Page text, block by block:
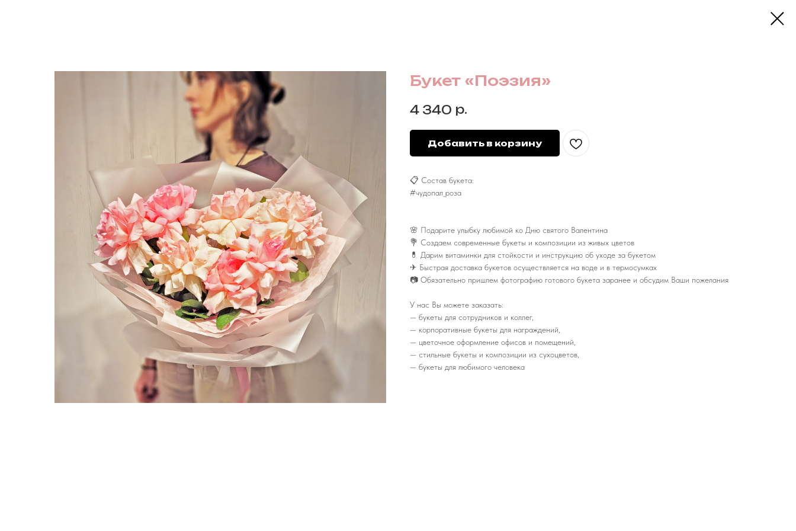
Букет «Поэзия»
4 340 р.
Добавить в корзину
📋 Состав букета:
#чудопал_роза
🌸 Подарите улыбку любимой ко Дню святого Валентина
💐 Создаем современные букеты и композиции из живых цветов
💊 Дарим витаминки для стойкости и инструкцию об уходе за букетом
✈ Быстрая доставка букетов осуществляется на воде и в термосумках
📷 Обязательно пришлем фотографию готового букета заранее и обсудим Ваши пожелания
У нас Вы можете заказать:
— букеты для сотрудников и коллег,
— корпоративные букеты для награждений,
— цветочное оформление офисов и помещений,
— стильные букеты и композиции из сухоцветов,
— букеты для любимого человека